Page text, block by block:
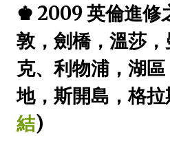
♚ 2009 英倫進修
敦，劍橋，溫莎
克、利物浦，湖
地，斯開島，格
結)